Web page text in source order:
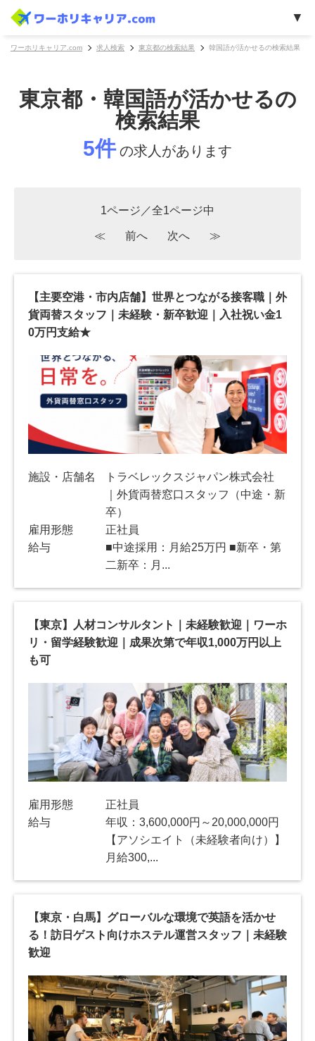
ワーホリキャリア.com 求人検索 東京都の検索結果 韓国語が活かせるの検索結果
東京都・韓国語が活かせるの
検索結果
5件 の求人があります
1ページ／全1ページ中
≪ 前へ 次へ ≫
【主要空港・市内店舗】世界とつながる接客職｜外
貨両替スタッフ｜未経験・新卒歓迎｜入社祝い金1
0万円支給★
施設・店舗名
トラベレックスジャパン株式会社
｜外貨両替窓口スタッフ（中途・新
卒）
雇用形態
正社員
給与
■中途採用：月給25万円 ■新卒・第
二新卒：月...
【東京】人材コンサルタント｜未経験歓迎｜ワーホ
リ・留学経験歓迎｜成果次第で年収1,000万円以上
も可
雇用形態
正社員
給与
年収：3,600,000円～20,000,000円
【アソシエイト（未経験者向け）】
月給300,...
【東京・白馬】グローバルな環境で英語を活かせ
る！訪日ゲスト向けホステル運営スタッフ｜未経験
歓迎